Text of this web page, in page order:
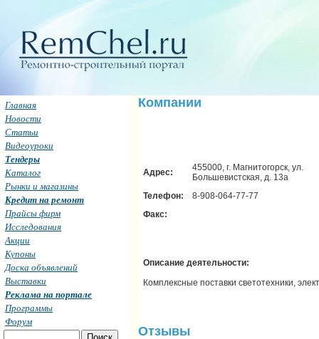
Компании
Адрес:
455000, г. Магнитогорск, ул.
Большевистская, д. 13а
Телефон:
8-908-064-77-77
Факс:
Описание деятельности:
Комплексные поставки светотехники,
Отзывы
Главная
Новости
Статьи
Видеоуроки
Тендеры
Каталог
Рынки и магазины
Кредит на ремонт
Прайсы фирм
Исследования
Акции
Купоны
Доска объявлений
Выставки
Реклама на портале
Программы
Форум